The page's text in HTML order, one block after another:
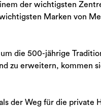
der wichtigsten
Marken von Mey
die 500-jährige
zu erweitern, kommen
der Weg für die private